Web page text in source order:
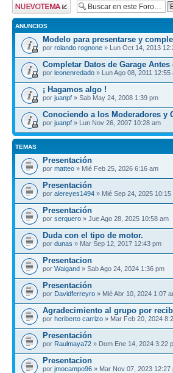
Publicar un nuevo
tema
ANUNCIOS
Modelo para presentarse y
por rolando rognone » Lun Oct 14, 2013
Completar Datos de Garage
por leonenredado » Lun Ago 08, 2011 12:55
¡ Hagamos algo !
por juanpf » Sab May 24, 2008 1:39 pm
Conociendo a los Moderadores y
por juanpf » Lun Nov 26, 2007 10:28 am
TEMAS
Presentación
por matteo » Mié Feb 25, 2026 6:16 am
Presentación
por alereyes1494 » Mié Sep 24, 2025 10:15
Presentación
por serquero » Jue Ago 28, 2025 10:58 am
Duda con el tipo de motor.
por dunas » Mar Sep 12, 2017 12:43 pm
Presentacion
por Waigand » Sab Ago 24, 2024 1:36 pm
Presentación
por Davidferreyro » Mié Abr 10, 2024 1:07
Agradecimiento al grupo por
por heriberto carrizo » Mar Feb 20, 2024
Presentación
por Raulmaya72 » Dom Ene 14, 2024 3:22
Presentacion
por jmocampo96 » Mar Nov 07, 2023 12:27